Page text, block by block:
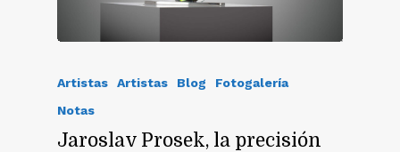
Artistas Artistas Blog
Fotogalería
Notas
Jaroslav Prosek, la precisión